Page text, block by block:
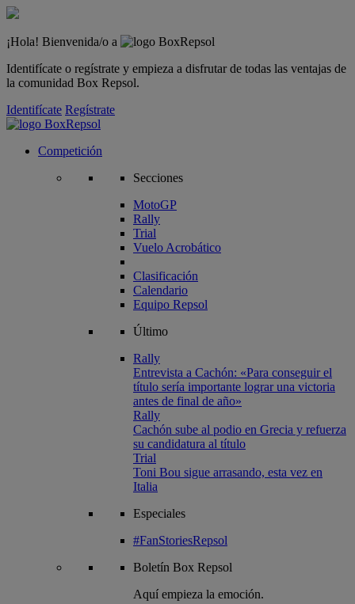
¡Hola! Bienvenida/o a
Identifícate o regístrate y empieza a disfrutar de todas las ventajas de
la comunidad Box Repsol.
Identifícate Regístrate
Competición
Secciones
MotoGP
Rally
Trial
Vuelo Acrobático
Clasificación
Calendario
Equipo Repsol
Último
Rally
Entrevista a Cachón: «Para conseguir el
título sería importante lograr una victoria
antes de final de año»
Rally
Cachón sube al podio en Grecia y refuerza
su candidatura al título
Trial
Toni Bou sigue arrasando, esta vez en
Italia
Especiales
#FanStoriesRepsol
Boletín Box Repsol
Aquí empieza la emoción.